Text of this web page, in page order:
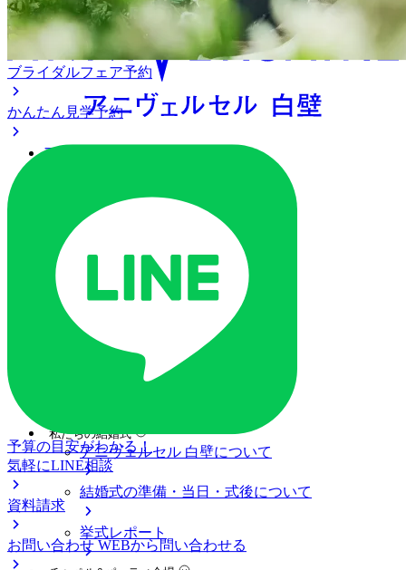
アクセス
ご列席の皆様へ
トピックス
ご予約・お問い合わせ
ブライダルフェア
ブライダルフェア一覧
ブライダルフェアの基礎知識
私たちの結婚式
アニヴェルセル 白壁について
結婚式の準備・当日・式後について
挙式レポート
ブライダルフェア予約
かんたん見学予約
予算の目安がわかる！
気軽にLINE相談
資料請求
お問い合わせ WEBから問い合わせる